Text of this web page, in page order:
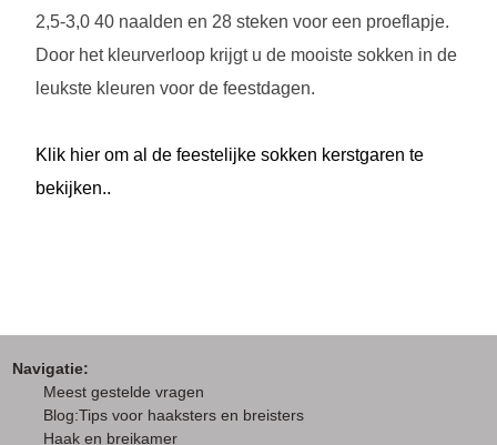
2,5-3,0 40 naalden en 28 steken voor een proeflapje.
Door het kleurverloop krijgt u de mooiste sokken in de
leukste kleuren voor de feestdagen.
Klik hier om al de feestelijke sokken kerstgaren te
bekijken..
Navigatie:
Meest gestelde vragen
Blog:Tips voor haaksters en breisters
Haak en breikamer